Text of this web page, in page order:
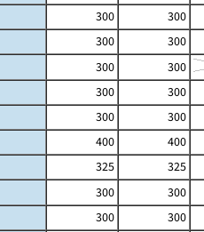
300 300
300 300
300
300
300 300
300 300
400 400
325 325
300 300
300 300